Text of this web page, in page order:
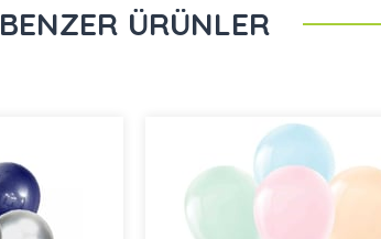
BENZER ÜRÜNLER